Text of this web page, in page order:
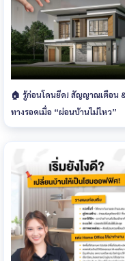
🏠 รู้ก่อนโดนยึด! สัญญาณเตือน
ทางรอดเมื่อ “ผ่อนบ้านไม่ไหว”